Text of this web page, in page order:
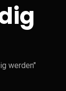
werden"